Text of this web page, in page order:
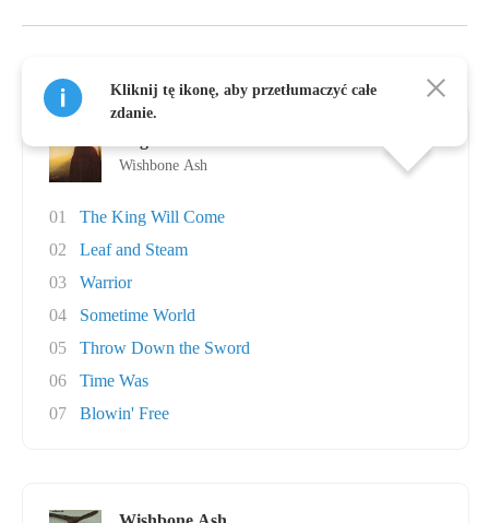
Kliknij tę ikonę, aby przetłumaczyć całe
zdanie.
Wishbone Ash
01
The King Will Come
02
Leaf and Steam
03
Warrior
04
Sometime World
05
Throw Down the Sword
06
Time Was
07
Blowin' Free